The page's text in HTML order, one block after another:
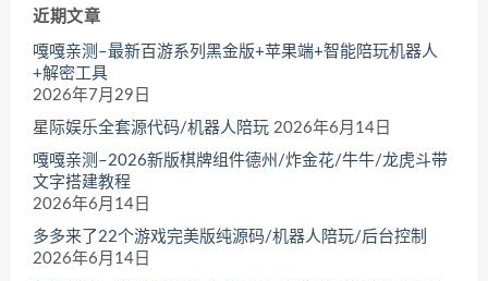
近期文章
嘎嘎亲测–最新百游系列黑金版+苹果端+智能陪玩机器人
+解密工具
2026年7月29日
星际娱乐全套源代码/机器人陪玩 2026年6月14日
嘎嘎亲测–2026新版棋牌组件德州/炸金花/牛牛/龙虎斗带
文字搭建教程
2026年6月14日
多多来了22个游戏完美版纯源码/机器人陪玩/后台控制
2026年6月14日